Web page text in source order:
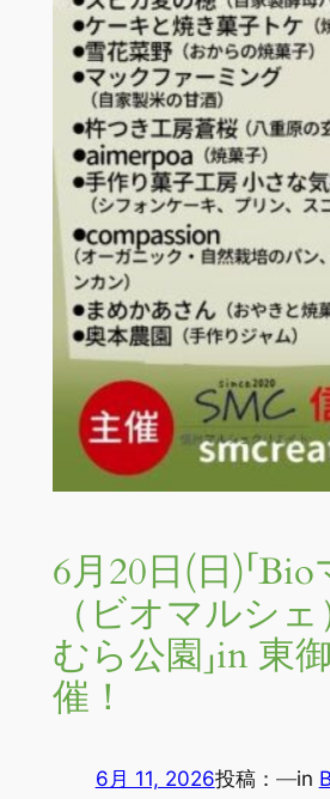
6月20日(日)「
（ビオマルシ
むら公園」in 東
催！
6月 11, 2026投稿： —in